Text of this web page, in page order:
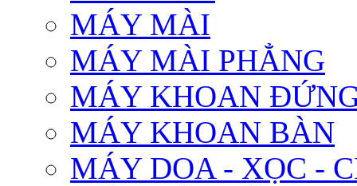
MÁY MÀI
MÁY MÀI PHẲNG
MÁY KHOAN
MÁY KHOAN BÀN
MÁY DOA - XỌC -